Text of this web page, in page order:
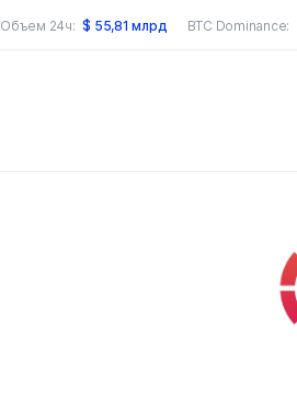
Объем 24ч: $ 55,81 млрд BTC Dominance: